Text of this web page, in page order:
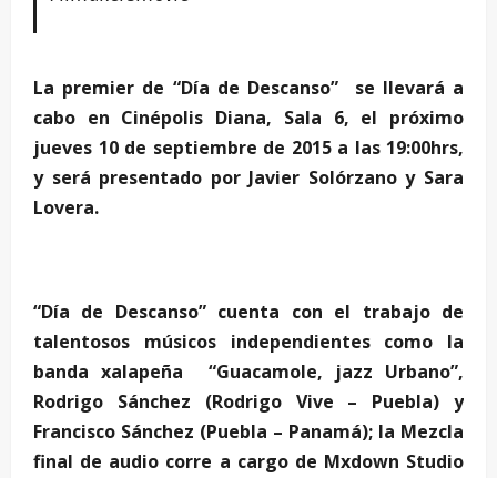
La premier de “Día de Descanso” se llevará a
cabo en Cinépolis Diana, Sala 6, el próximo
jueves 10 de septiembre de 2015 a las 19:00hrs,
y será presentado por Javier Solórzano y Sara
Lovera.
“Día de Descanso” cuenta con el trabajo de
talentosos músicos independientes como la
banda xalapeña “Guacamole, jazz Urbano”,
Rodrigo Sánchez (Rodrigo Vive – Puebla) y
Francisco Sánchez (Puebla – Panamá); la Mezcla
final de audio corre a cargo de Mxdown Studio